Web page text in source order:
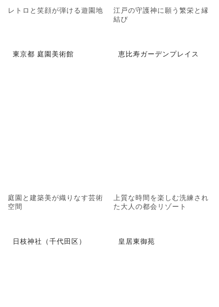
レトロと笑顔が弾ける遊園地
江戸の守護神に願う繁栄と縁
結び
東京都 庭園美術館
庭園と建築美が織りなす芸術
空間
恵比寿ガーデンプレイス
上質な時間を楽しむ洗練され
た大人の都会リゾート
日枝神社（千代田区） 皇居東御苑